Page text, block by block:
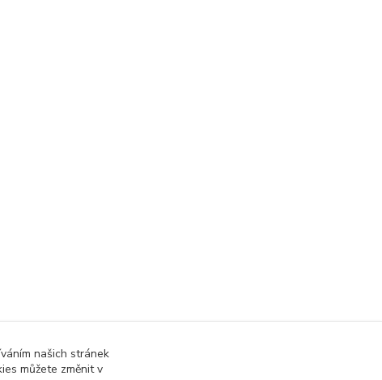
našich stránek
můžete změnit v